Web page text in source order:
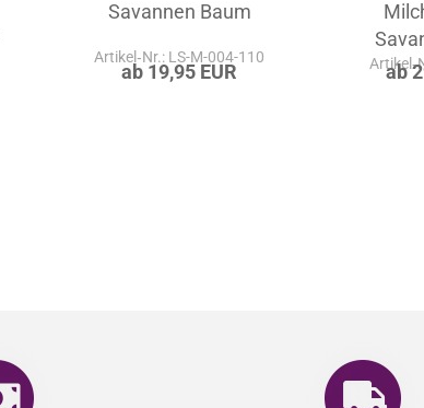
Savannen Baum
Artikel‑Nr.: LS-M-004-110
ab 19,95 EUR ab